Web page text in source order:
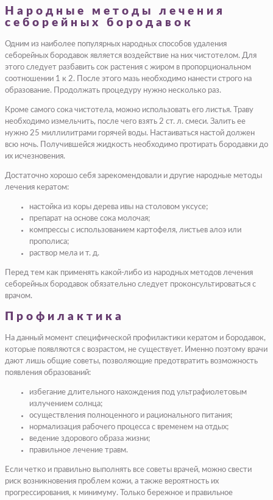
Народные методы лечения
себорейных бородавок
Одним из наиболее популярных народных способов удаления
себорейных бородавок является воздействие на них чистотелом. Для
этого следует разбавить сок растения с жиром в пропорциональном
соотношении 1 к 2. После этого мазь необходимо нанести строго на
образование. Продолжать процедуру нужно несколько раз.
Кроме самого сока чистотела, можно использовать его листья. Траву
необходимо измельчить, после чего взять 2 ст. л. смеси. Залить ее
нужно 25 миллилитрами горячей воды. Настаиваться настой должен
всю ночь. Получившейся жидкость необходимо протирать бородавки до
их исчезновения.
Достаточно хорошо себя зарекомендовали и другие народные методы
лечения кератом:
настойка из коры дерева ивы на столовом уксусе;
препарат на основе сока молочая;
компрессы с использованием картофеля, листьев алоэ или
прополиса;
раствор мела и т. д.
Перед тем как применять какой-либо из народных методов лечения
себорейных бородавок обязательно следует проконсультироваться с
врачом.
Профилактика
На данный момент специфической профилактики кератом и бородавок,
которые появляются с возрастом, не существует. Именно поэтому врачи
дают лишь общие советы, позволяющие предотвратить возможность
появления образований:
избегание длительного нахождения под ультрафиолетовым
излучением солнца;
осуществления полноценного и рационального питания;
нормализация рабочего процесса с временем на отдых;
ведение здорового образа жизни;
правильное лечение травм.
Если четко и правильно выполнять все советы врачей, можно свести
риск возникновения проблем кожи, а также вероятность их
прогрессирования, к минимуму. Только бережное и правильное